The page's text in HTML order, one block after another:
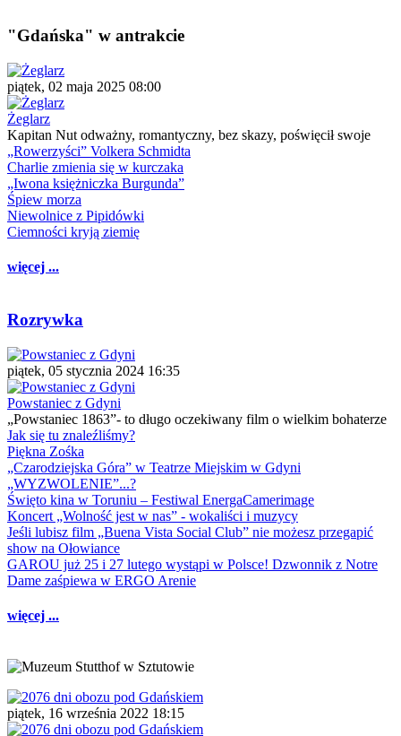
"Gdańska" w antrakcie
piątek, 02 maja 2025 08:00
Żeglarz
Kapitan Nut odważny, romantyczny, bez skazy, poświęcił swoje
„Rowerzyści” Volkera Schmidta
Charlie zmienia się w kurczaka
„Iwona księżniczka Burgunda”
Śpiew morza
Niewolnice z Pipidówki
Ciemności kryją ziemię
więcej ...
Rozrywka
piątek, 05 stycznia 2024 16:35
Powstaniec z Gdyni
„Powstaniec 1863”- to długo oczekiwany film o wielkim bohaterze
Jak się tu znaleźliśmy?
Piękna Zośka
„Czarodziejska Góra” w Teatrze Miejskim w Gdyni
„WYZWOLENIE”...?
Święto kina w Toruniu – Festiwal EnergaCamerimage
Koncert „Wolność jest w nas” - wokaliści i muzycy
Jeśli lubisz film „Buena Vista Social Club” nie możesz przegapić
show na Ołowiance
GAROU już 25 i 27 lutego wystąpi w Polsce! Dzwonnik z Notre
Dame zaśpiewa w ERGO Arenie
więcej ...
piątek, 16 września 2022 18:15